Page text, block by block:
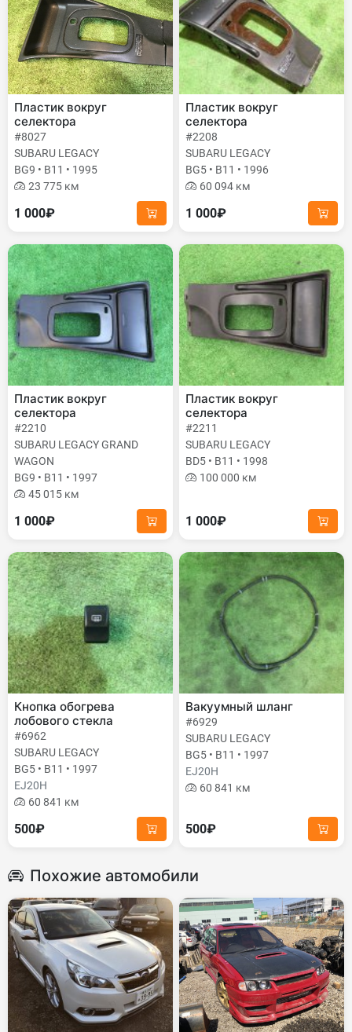
Пластик вокруг
селектора
#8027
SUBARU LEGACY
BG9 • B11 • 1995
23 775 км
1 000₽
Пластик вокруг
селектора
#2208
SUBARU LEGACY
BG5 • B11 • 1996
60 094 км
1 000₽
Пластик вокруг
селектора
#2210
SUBARU LEGACY GRAND
WAGON
BG9 • B11 • 1997
45 015 км
1 000₽
Пластик вокруг
селектора
#2211
SUBARU LEGACY
BD5 • B11 • 1998
100 000 км
1 000₽
Кнопка обогрева
лобового стекла
#6962
SUBARU LEGACY
BG5 • B11 • 1997
EJ20H
60 841 км
500₽
Вакуумный шланг
#6929
SUBARU LEGACY
BG5 • B11 • 1997
EJ20H
60 841 км
500₽
Похожие автомобили